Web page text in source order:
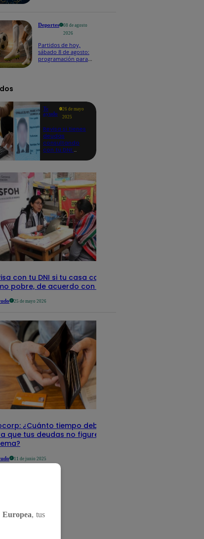
Deportes
08 de agosto
2026
Partidos de hoy,
sábado 8 de agosto:
programación para
Te
ayudo
26 de mayo
2025
Revisa si tienes
deudas
consultando
con tu DNI:
detalles
con tu DNI si tu casa califica
pobre, de acuerdo con el Sisfoh
25 de mayo 2026
¿Cuánto tiempo debe pasar
que tus deudas no figuren en su
11 de junio 2025
, tus